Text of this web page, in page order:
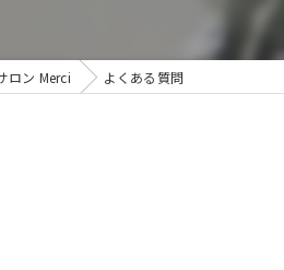
ロン Merci よくある質問